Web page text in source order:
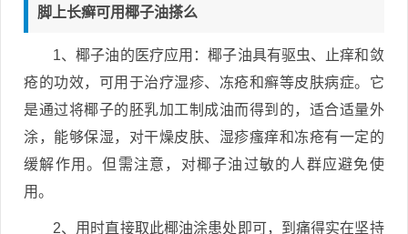
脚上长癣可用椰子油搽么
1、椰子油的医疗应用：椰子油具有驱虫、止痒和敛
疮的功效，可用于治疗湿疹、冻疮和癣等皮肤病症。它
是通过将椰子的胚乳加工制成油而得到的，适合适量外
涂，能够保湿，对干燥皮肤、湿疹瘙痒和冻疮有一定的
缓解作用。但需注意，对椰子油过敏的人群应避免使
用。
2、用时直接取此椰油涂患处即可，到痛得实在坚持